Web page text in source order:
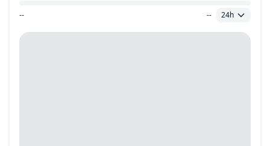
Faixa de preço
-- -- 24h